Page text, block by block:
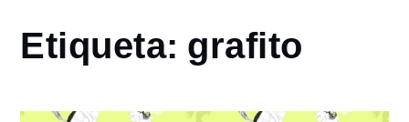
Home
portfolio
Etiqueta: grafito